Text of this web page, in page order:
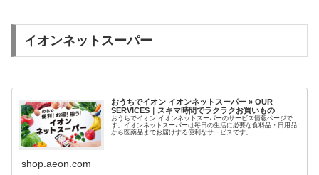
イオンネットスーパー
おうちでイオン イオンネットスーパー » OUR
SERVICES｜スキマ時間でラクラクお買いもの
おうちでイオン イオンネットスーパーのサービス情報ページで
す。イオンネットスーパーは毎日の生活に必要な食料品・日用品
から医薬品までお届けする便利なサービスです。
shop.aeon.com